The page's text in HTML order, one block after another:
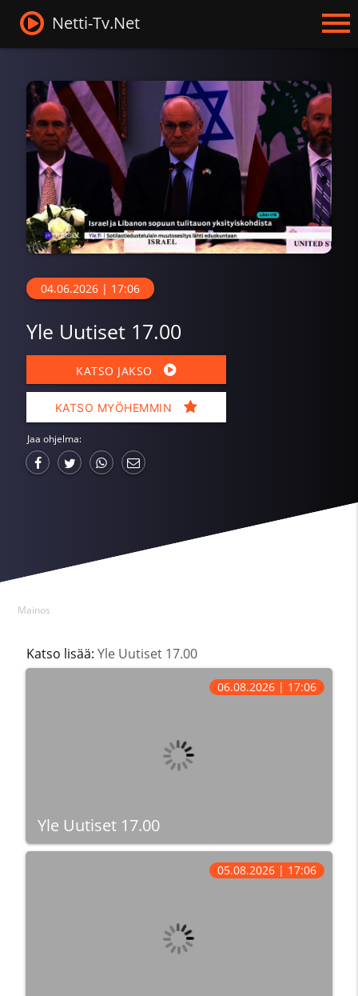
Netti-Tv.Net
04.06.2026 | 17:06
Yle Uutiset 17.00
KATSO JAKSO
KATSO MYÖHEMMIN
Jaa ohjelma:
Mainos
Katso lisää: Yle Uutiset 17.00
Yle Uutiset 17.00
06.08.2026 | 17:06
05.08.2026 | 17:06